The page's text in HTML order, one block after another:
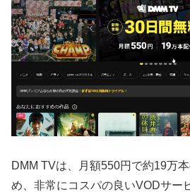
DMM TVは、月額550円で約19万
め、非常にコスパの良いVODサー